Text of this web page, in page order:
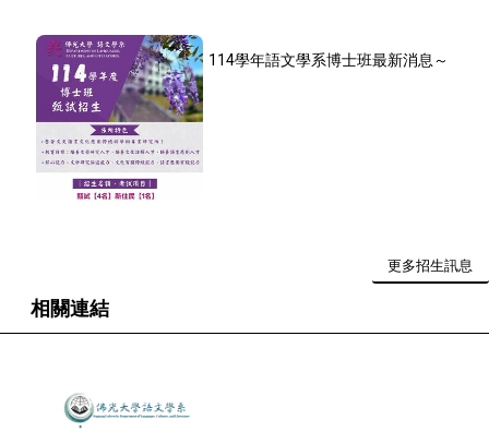
114學年語文學系博士班最新消息～
更多招生訊息
相關連結